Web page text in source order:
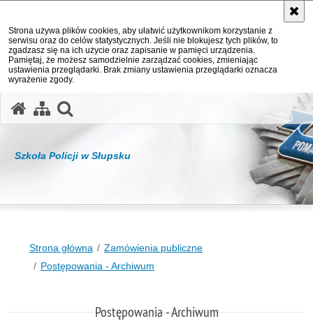
Strona używa plików cookies, aby ułatwić użytkownikom korzystanie z
serwisu oraz do celów statystycznych. Jeśli nie blokujesz tych plików, to
zgadzasz się na ich użycie oraz zapisanie w pamięci urządzenia.
Pamiętaj, że możesz samodzielnie zarządzać cookies, zmieniając
ustawienia przeglądarki. Brak zmiany ustawienia przeglądarki oznacza
wyrażenie zgody.
Szkoła Policji w Słupsku
Strona główna
Zamówienia publiczne
Postępowania - Archiwum
Postępowania - Archiwum